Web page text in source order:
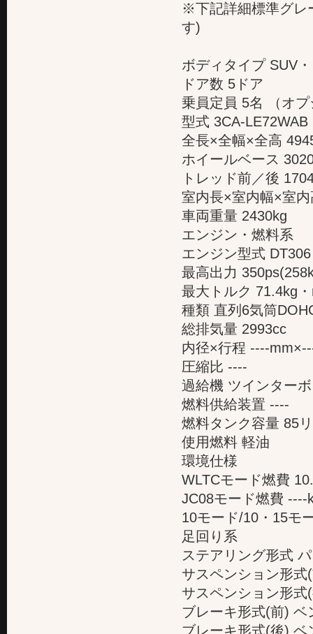
※下記詳細標準グレ
す)
ボディタイプ SUV
ドア数 5ドア
乗員定員 5名 （オ
型式 3CA-LE72WAB
全長×全幅×全高
ホイールベース
トレッド前／後
室内長×室内幅×室
車両重量 2430kg
エンジン・燃料系
エンジン型式 DT306
最高出力
最大トルク 71.4kg
種類 直列6気筒
総排気量 2993cc
内径×行程 ----
圧縮比 ----
過給機 ツインターボ
燃料供給装置 ----
燃料タンク容量 85
使用燃料 軽油
環境仕様
WLTCモード燃費
JC08モード燃費 ----
10モード/10・15モ
足回り系
ステアリング形式
サスペンション形
サスペンション形
ブレーキ形式(前) ベ
ブレーキ形式(後) ベ